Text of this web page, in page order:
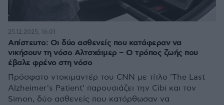
Απίστευτο: Οι δύο ασθενείς που κατάφεραν να
νικήσουν τη νόσο Αλτσχάιμερ – Ο τρόπος ζωής που
έβαλε φρένο στη νόσο
Πρόσφατο ντοκιμαντέρ του CNN με τίτλο 'The Last
Alzheimer's Patient' παρουσιάζει την Cibi και τον
Simon, δύο ασθενείς που κατόρθωσαν να
25.12.2025, 16:01